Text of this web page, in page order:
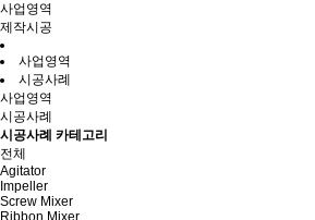
사업영역
제작시공
사업영역
시공사례
사업영역
시공사례
시공사례 카테고리
전체
Agitator
Impeller
Screw Mixer
Ribbon Mixer